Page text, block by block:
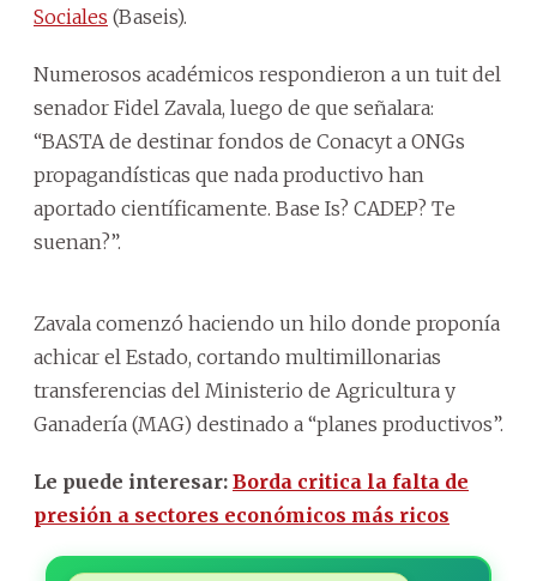
Sociales (Baseis).
Numerosos académicos respondieron a un tuit del
senador Fidel Zavala, luego de que señalara:
“BASTA de destinar fondos de Conacyt a ONGs
propagandísticas que nada productivo han
aportado científicamente. Base Is? CADEP? Te
suenan?”.
Zavala comenzó haciendo un hilo donde proponía
achicar el Estado, cortando multimillonarias
transferencias del Ministerio de Agricultura y
Ganadería (MAG) destinado a “planes productivos”.
Le puede interesar: Borda critica la falta de
presión a sectores económicos más ricos